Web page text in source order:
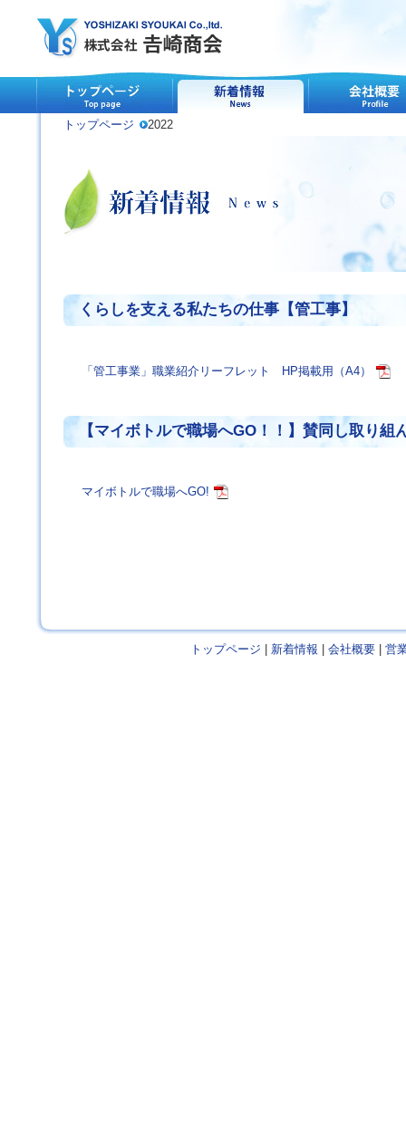
トップページ 2022
くらしを支える私たちの仕事【管工事】
「管工事業」職業紹介リーフレット HP掲載用（A4）
【マイボトルで職場へGO！！】賛同し取り組
マイボトルで職場へGO!
トップページ | 新着情報 | 会社概要 | 営